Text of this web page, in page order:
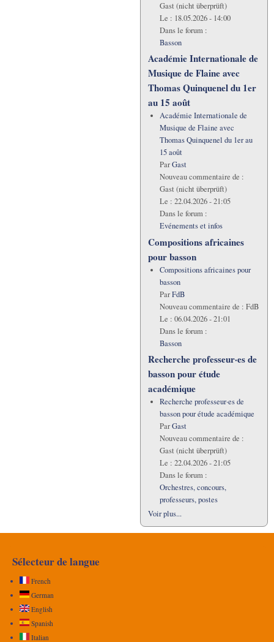
Gast (nicht überprüft)
Le : 18.05.2026 - 14:00
Dans le forum :
Basson
Académie Internationale de
Musique de Flaine avec
Thomas Quinquenel du 1er
au 15 août
Académie Internationale de
Musique de Flaine avec
Thomas Quinquenel du 1er au
15 août
ParGast
Nouveau commentaire de :
Gast (nicht überprüft)
Le : 22.04.2026 - 21:05
Dans le forum :
Evénements et infos
Compositions africaines
pour basson
Compositions africaines pour
basson
ParFdB
Nouveau commentaire de : FdB
Le : 06.04.2026 - 21:01
Dans le forum :
Basson
Recherche professeur·es de
basson pour étude
académique
Recherche professeur·es de
basson pour étude académique
ParGast
Nouveau commentaire de :
Gast (nicht überprüft)
Le : 22.04.2026 - 21:05
Dans le forum :
Orchestres, concours,
professeurs, postes
Voir plus...
Sélecteur de langue
French
German
English
Spanish
Italian